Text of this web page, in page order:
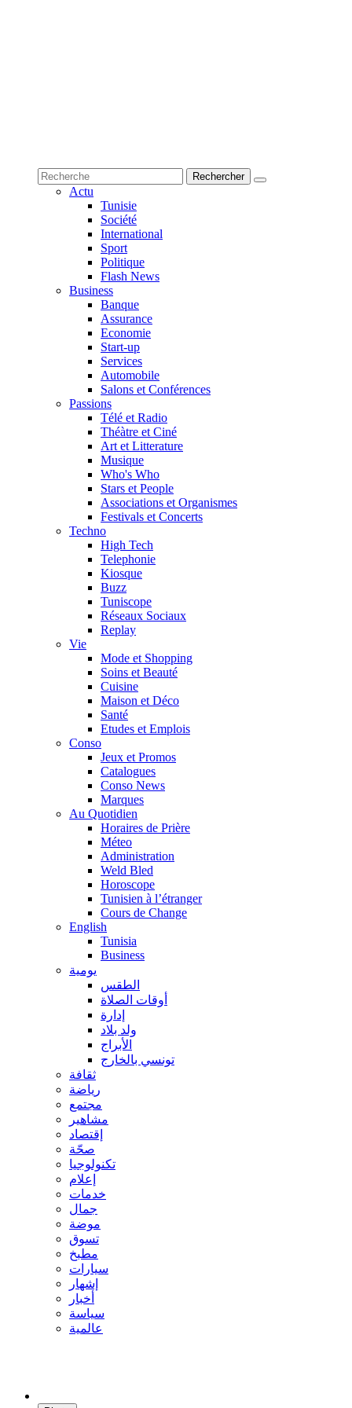
Actu
Tunisie
Société
International
Sport
Politique
Flash News
Business
Banque
Assurance
Economie
Start-up
Services
Automobile
Salons et Conférences
Passions
Télé et Radio
Théàtre et Ciné
Art et Litterature
Musique
Who's Who
Stars et People
Associations et Organismes
Festivals et Concerts
Techno
High Tech
Telephonie
Kiosque
Buzz
Tuniscope
Réseaux Sociaux
Replay
Vie
Mode et Shopping
Soins et Beauté
Cuisine
Maison et Déco
Santé
Etudes et Emplois
Conso
Jeux et Promos
Catalogues
Conso News
Marques
Au Quotidien
Horaires de Prière
Méteo
Administration
Weld Bled
Horoscope
Tunisien à l’étranger
Cours de Change
English
Tunisia
Business
يومية
الطقس
أوقات الصلاة
إدارة
ولد بلاد
الأبراج
تونسي بالخارج
ثقافة
رياضة
مجتمع
مشاهير
إقتصاد
صحّة
تكنولوجيا
إعلام
خدمات
جمال
موضة
تسوق
مطبخ
سيارات
إشهار
أخبار
سياسة
عالمية